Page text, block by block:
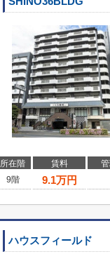
所在階 賃料
9階
9.1万円
ハウスフィールド